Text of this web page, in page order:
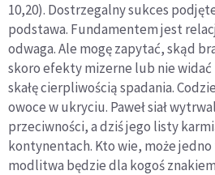
10,20). Dostrzegalny sukces
podstawa. Fundamentem jest
odwaga. Ale mogę zapytać, skąd
skoro efekty mizerne lub nie widać
skałę cierpliwością spadania.
owoce w ukryciu. Paweł siał
przeciwności, a dziś jego listy
kontynentach. Kto wie, może jedno
modlitwa będzie dla kogoś